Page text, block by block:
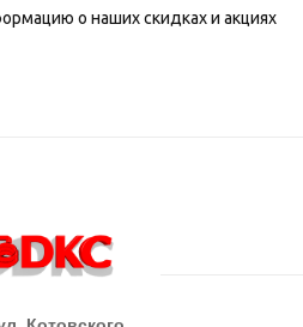
о наших скидках и акциях